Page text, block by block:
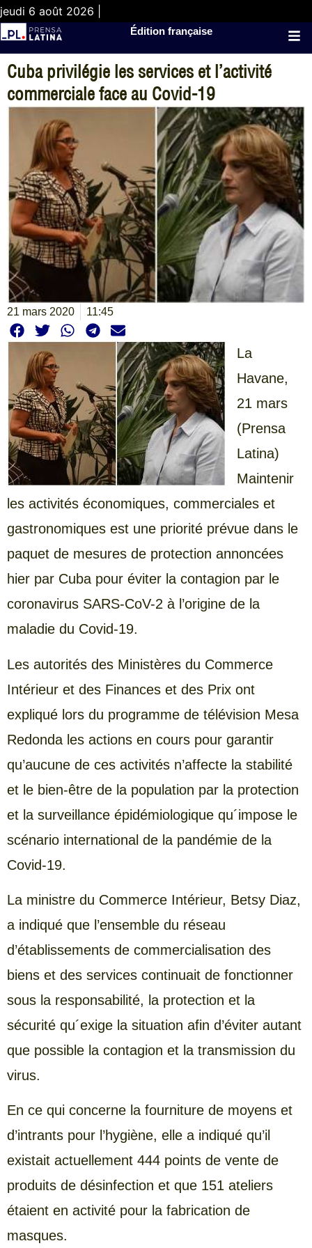
jeudi 6 août 2026 |
Édition française
Cuba privilégie les services et l’activité
commerciale face au Covid-19
21 mars 2020 11:45
La
Havane,
21 mars
(Prensa
Latina)
Maintenir
les activités économiques, commerciales et
gastronomiques est une priorité prévue dans le
paquet de mesures de protection annoncées
hier par Cuba pour éviter la contagion par le
coronavirus SARS-CoV-2 à l’origine de la
maladie du Covid-19.
Les autorités des Ministères du Commerce
Intérieur et des Finances et des Prix ont
expliqué lors du programme de télévision Mesa
Redonda les actions en cours pour garantir
qu’aucune de ces activités n’affecte la stabilité
et le bien-être de la population par la protection
et la surveillance épidémiologique qu´impose le
scénario international de la pandémie de la
Covid-19.
La ministre du Commerce Intérieur, Betsy Diaz,
a indiqué que l’ensemble du réseau
d’établissements de commercialisation des
biens et des services continuait de fonctionner
sous la responsabilité, la protection et la
sécurité qu´exige la situation afin d’éviter autant
que possible la contagion et la transmission du
virus.
En ce qui concerne la fourniture de moyens et
d’intrants pour l’hygiène, elle a indiqué qu’il
existait actuellement 444 points de vente de
produits de désinfection et que 151 ateliers
étaient en activité pour la fabrication de
masques.